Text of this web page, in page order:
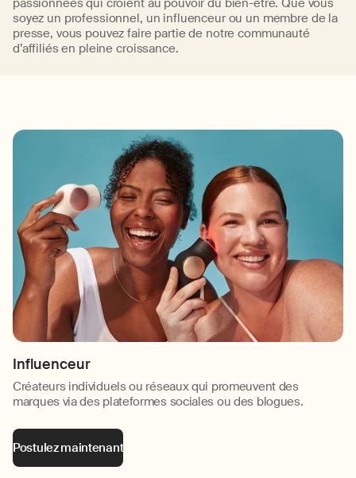
passionnées qui croient au pouvoir du bien-être. Que vous
soyez un professionnel, un influenceur ou un membre de la
presse, vous pouvez faire partie de notre communauté
d’affiliés en pleine croissance.
Influenceur
Créateurs individuels ou réseaux qui promeuvent des
marques via des plateformes sociales ou des blogues.
Postulez maintenant